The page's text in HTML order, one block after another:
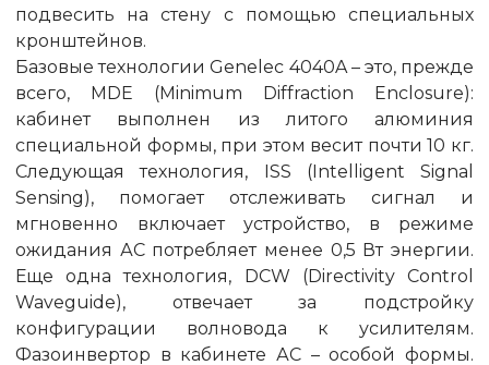
подвесить на стену с помощью специальных
кронштейнов.
Базовые технологии Genelec 4040A – это, прежде
всего, MDE (Minimum Diffraction Enclosure):
кабинет выполнен из литого алюминия
специальной формы, при этом весит почти 10 кг.
Следующая технология, ISS (Intelligent Signal
Sensing), помогает отслеживать сигнал и
мгновенно включает устройство, в режиме
ожидания АС потребляет менее 0,5 Вт энергии.
Еще одна технология, DCW (Directivity Control
Waveguide), отвечает за подстройку
конфигурации волновода к усилителям.
Фазоинвертор в кабинете АС – особой формы.